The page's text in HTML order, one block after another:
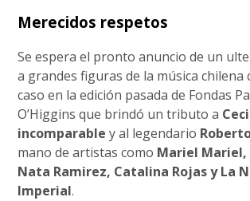
Merecidos respetos
Se espera el pronto anuncio de un
a grandes figuras de la música chilena
caso en la edición pasada de Fondas
O’Higgins que brindó un tributo a
incomparable y al legendario
mano de artistas como Mariel Mariel,
Nata Ramirez, Catalina Rojas y La
Imperial.